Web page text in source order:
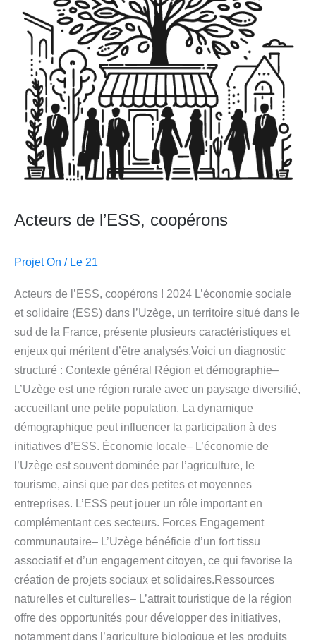
Acteurs de l’ESS, coopérons
Projet On / Le 21
Acteurs de l’ESS, coopérons ! 2024 L’économie sociale
et solidaire (ESS) dans l’Uzège, un territoire situé dans le
sud de la France, présente plusieurs caractéristiques et
enjeux qui méritent d’être analysés.Voici un diagnostic
structuré : Contexte général Région et démographie–
L’Uzège est une région rurale avec un paysage diversifié,
accueillant une petite population. La dynamique
démographique peut influencer la participation à des
initiatives d’ESS. Économie locale– L’économie de
l’Uzège est souvent dominée par l’agriculture, le
tourisme, ainsi que par des petites et moyennes
entreprises. L’ESS peut jouer un rôle important en
complémentant ces secteurs. Forces Engagement
communautaire– L’Uzège bénéficie d’un fort tissu
associatif et d’un engagement citoyen, ce qui favorise la
création de projets sociaux et solidaires.Ressources
naturelles et culturelles– L’attrait touristique de la région
offre des opportunités pour développer des initiatives,
notamment dans l’agriculture biologique et les produits